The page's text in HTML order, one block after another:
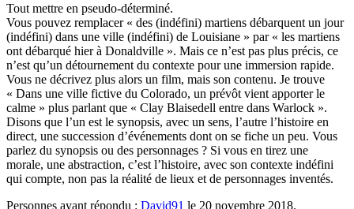
Tout mettre en pseudo-déterminé.
Vous pouvez remplacer « des (indéfini) martiens débarquent un jour
(indéfini) dans une ville (indéfini) de Louisiane » par « les martiens
ont débarqué hier à Donaldville ». Mais ce n’est pas plus précis, ce
n’est qu’un détournement du contexte pour une immersion rapide.
Vous ne décrivez plus alors un film, mais son contenu. Je trouve
« Dans une ville fictive du Colorado, un prévôt vient apporter le
calme » plus parlant que « Clay Blaisedell entre dans Warlock ».
Disons que l’un est le synopsis, avec un sens, l’autre l’histoire en
direct, une succession d’événements dont on se fiche un peu. Vous
parlez du synopsis ou des personnages ? Si vous en tirez une
morale, une abstraction, c’est l’histoire, avec son contexte indéfini
qui compte, non pas la réalité de lieux et de personnages inventés.
Personnes ayant répondu : David91 le 20 novembre 2018.